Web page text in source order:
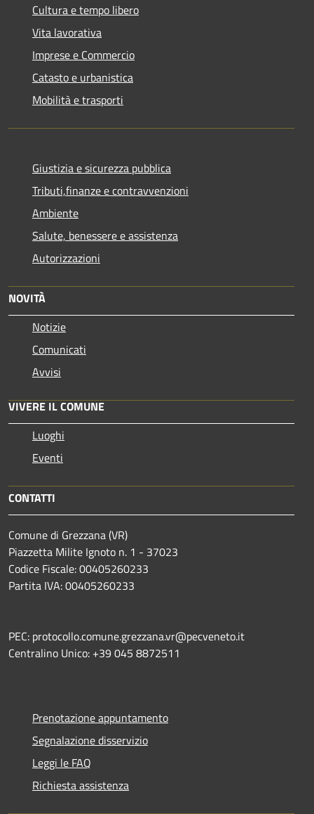
Cultura e tempo libero
Vita lavorativa
Imprese e Commercio
Catasto e urbanistica
Mobilità e trasporti
Giustizia e sicurezza pubblica
Tributi,finanze e contravvenzioni
Ambiente
Salute, benessere e assistenza
Autorizzazioni
NOVITÀ
Notizie
Comunicati
Avvisi
VIVERE IL COMUNE
Luoghi
Eventi
CONTATTI
Comune di Grezzana (VR)
Piazzetta Milite Ignoto n. 1 - 37023
Codice Fiscale: 00405260233
Partita IVA: 00405260233
PEC: protocollo.comune.grezzana.vr@pecveneto.it
Centralino Unico: +39 045 8872511
Prenotazione appuntamento
Segnalazione disservizio
Leggi le FAQ
Richiesta assistenza